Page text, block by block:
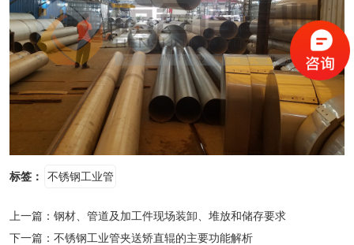
标签： 不锈钢工业管
上一篇： 钢材、管道及加工件现场装卸、堆放和储存要求
下一篇： 不锈钢工业管夹送矫直辊的主要功能解析